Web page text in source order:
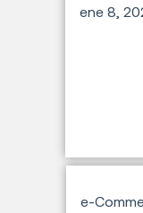
ene 8,
e-